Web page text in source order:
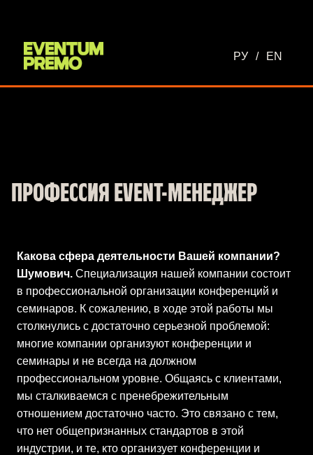
РУ / EN
ПРОФЕССИЯ EVENT-МЕНЕДЖЕР
Какова сфера деятельности Вашей компании?
Шумович. Специализация нашей компании состоит
в профессиональной организации конференций и
семинаров. К сожалению, в ходе этой работы мы
столкнулись с достаточно серьезной проблемой:
многие компании организуют конференции и
семинары и не всегда на должном
профессиональном уровне. Общаясь с клиентами,
мы сталкиваемся с пренебрежительным
отношением достаточно часто. Это связано с тем,
что нет общепризнанных стандартов в этой
индустрии, и те, кто организует конференции и